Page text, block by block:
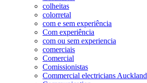
colheitas
colorretal
com e sem experiência
Com experiência
com ou sem experiencia
comerciais
Comercial
Comissionistas
Commercial electricians Auckland